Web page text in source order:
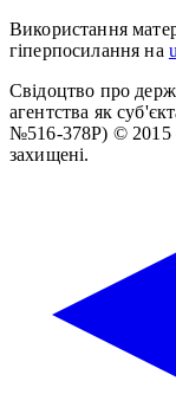
Використання
гіперпосилання на
Свідоцтво про
агентства як
№516-378Р) © 2015
захищені.